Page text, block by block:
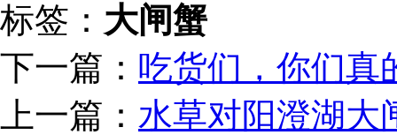
标签： 大闸蟹
下一篇： 吃货们，你们真
上一篇： 水草对阳澄湖大